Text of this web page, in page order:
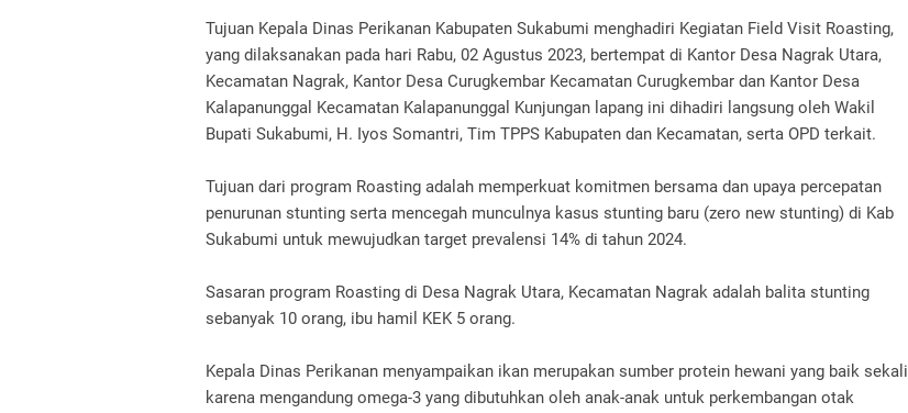
Tujuan Kepala Dinas Perikanan Kabupaten Sukabumi menghadiri Kegiatan Field Visit Roasting,
yang dilaksanakan pada hari Rabu, 02 Agustus 2023, bertempat di Kantor Desa Nagrak Utara,
Kecamatan Nagrak, Kantor Desa Curugkembar Kecamatan Curugkembar dan Kantor Desa
Kalapanunggal Kecamatan Kalapanunggal Kunjungan lapang ini dihadiri langsung oleh Wakil
Bupati Sukabumi, H. Iyos Somantri, Tim TPPS Kabupaten dan Kecamatan, serta OPD terkait.
Tujuan dari program Roasting adalah memperkuat komitmen bersama dan upaya percepatan
penurunan stunting serta mencegah munculnya kasus stunting baru (zero new stunting) di Kab
Sukabumi untuk mewujudkan target prevalensi 14% di tahun 2024.
Sasaran program Roasting di Desa Nagrak Utara, Kecamatan Nagrak adalah balita stunting
sebanyak 10 orang, ibu hamil KEK 5 orang.
Kepala Dinas Perikanan menyampaikan ikan merupakan sumber protein hewani yang baik sekali
karena mengandung omega-3 yang dibutuhkan oleh anak-anak untuk perkembangan otak